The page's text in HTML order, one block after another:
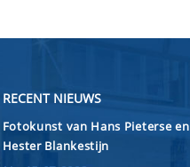
RECENT NIEUWS
Fotokunst van Hans Pieterse en
Hester Blankestijn